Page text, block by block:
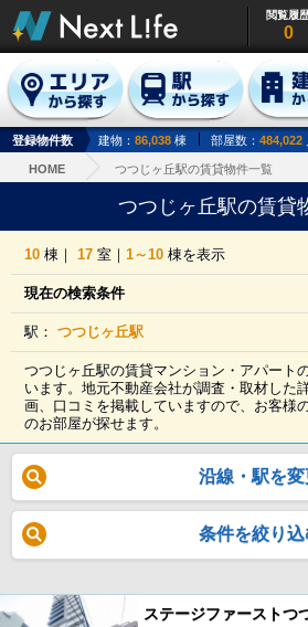
閲覧履
0
登録物件数 建物： 86,038 棟 部屋数： 484,022
HOME つつじヶ丘駅の賃貸物件一覧
つつじヶ丘駅の賃貸
10 棟｜17 室｜1～10 棟を表示
現在の検索条件
駅：つつじヶ丘駅
つつじヶ丘駅の賃貸マンション・アパート
います。地元不動産会社が調査・取材した
画、口コミを掲載していますので、お客様
のお部屋が探せます。
沿線・駅を変
条件を絞り込